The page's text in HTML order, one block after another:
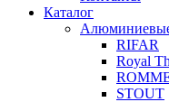
Каталог
RIFAR
Royal
STOUT